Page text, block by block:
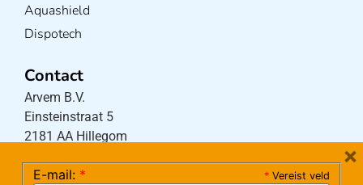
Aquashield
Dispotech
Contact
Arvem B.V.
Einsteinstraat 5
2181 AA Hillegom
* Vereist veld
E-mail: *
×